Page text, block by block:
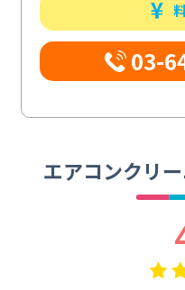
03-
エアコンクリ